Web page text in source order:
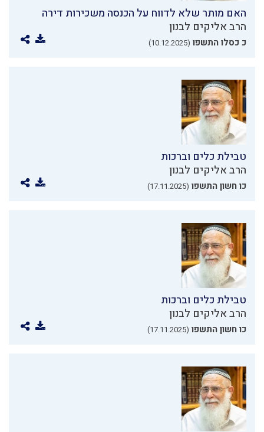
האם מותר שלא לדווח על הכנסה משכירות דירה
הרב אליקים לבנון
כ כסלו התשפו (10.12.2025)
טבילת כלים וברכות
הרב אליקים לבנון
כו חשון התשפו (17.11.2025)
טבילת כלים וברכות
הרב אליקים לבנון
כו חשון התשפו (17.11.2025)